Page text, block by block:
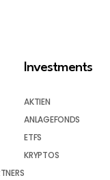
Investments
AKTIEN
ANLAGEFONDS
ETFS
KRYPTOS